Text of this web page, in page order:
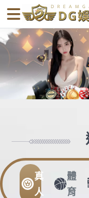
body{overflow:hidden歐
百
百